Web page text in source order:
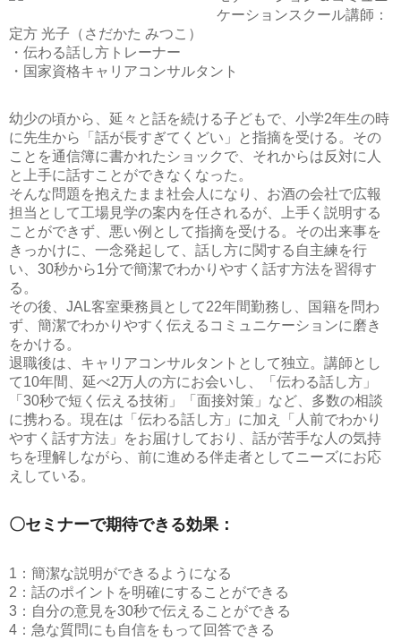
ケーションスクール講師：
定方 光子（さだかた みつこ）
・伝わる話し方トレーナー
・国家資格キャリアコンサルタント
幼少の頃から、延々と話を続ける子どもで、小学2年生の時
に先生から「話が長すぎてくどい」と指摘を受ける。その
ことを通信簿に書かれたショックで、それからは反対に人
と上手に話すことができなくなった。
そんな問題を抱えたまま社会人になり、お酒の会社で広報
担当として工場見学の案内を任されるが、上手く説明する
ことができず、悪い例として指摘を受ける。その出来事を
きっかけに、一念発起して、話し方に関する自主練を行
い、30秒から1分で簡潔でわかりやすく話す方法を習得す
る。
その後、JAL客室乗務員として22年間勤務し、国籍を問わ
ず、簡潔でわかりやすく伝えるコミュニケーションに磨き
をかける。
退職後は、キャリアコンサルタントとして独立。講師とし
て10年間、延べ2万人の方にお会いし、「伝わる話し方」
「30秒で短く伝える技術」「面接対策」など、多数の相談
に携わる。現在は「伝わる話し方」に加え「人前でわかり
やすく話す方法」をお届けしており、話が苦手な人の気持
ちを理解しながら、前に進める伴走者としてニーズにお応
えしている。
〇セミナーで期待できる効果：
1：簡潔な説明ができるようになる
2：話のポイントを明確にすることができる
3：自分の意見を30秒で伝えることができる
4：急な質問にも自信をもって回答できる